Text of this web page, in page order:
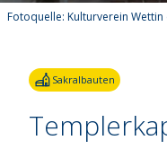
Fotoquelle: Kulturverein Wettin
Sakralbauten